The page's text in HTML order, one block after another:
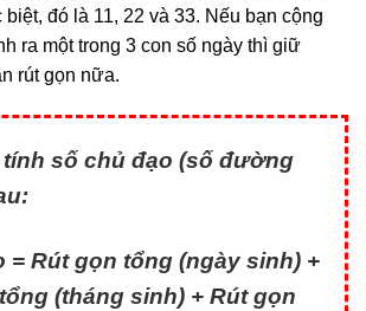
biệt, đó là 11, 22 và 33. Nếu bạn cộng
ra một trong 3 con số ngày thì giữ
rút gọn nữa.
số chủ đạo (số đường
= Rút gọn tổng (ngày sinh) +
(tháng sinh) + Rút gọn